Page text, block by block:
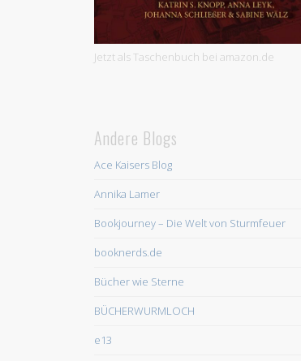
Jetzt als Taschenbuch bei amazon.de
Andere Blogs
Ace Kaisers Blog
Annika Lamer
Bookjourney – Die Welt von Sturmfeuer
booknerds.de
Bücher wie Sterne
BÜCHERWURMLOCH
e13